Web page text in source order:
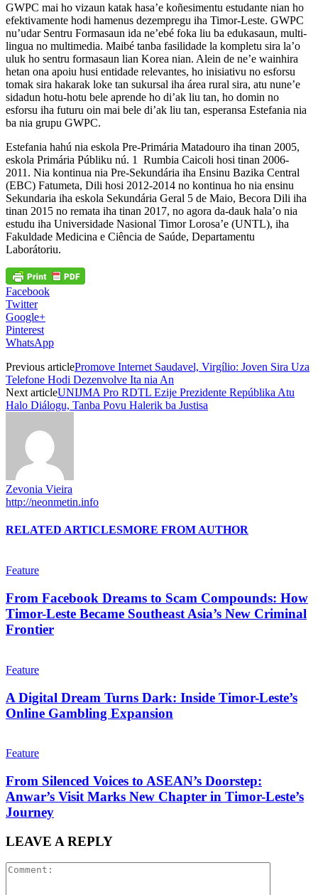
GWPC mai ho vizaun katak hasa’e koñesimentu estudante nian ho
efektivamente hodi hamenus dezempregu iha Timor-Leste. GWPC
nu’udar Sentru Formasaun ida ne’ebé foka liu ba edukasaun, multi-
lingua no multimedia. Maibé tanba fasilidade la kompletu sira la’o
uluk ho sentru formasaun lian Korea nian. Alein de ne’e wainhira
hetan ona apoiu husi entidade relevantes, ho inisiativu no esforsu
tomak sira hakarak loke tan sukursal iha área rural sira, atu nune’e
sidadun hotu-hotu bele aprende ho di’ak liu tan, ho domin no
esforsu iha futuru oin mai bele di’ak liu tan, esperansa Estefania nia
ba nia grupu GWPC.
Estefania hahú nia eskola Pre-Primária Matadouro iha tinan 2005,
eskola Primária Públiku nú. 1 Rumbia Caicoli hosi tinan 2006-
2011. Nia kontinua nia Pre-Sekundária iha Ensinu Bazika Central
(EBC) Fatumeta, Dili hosi 2012-2014 no kontinua ho nia ensinu
Sekundaria iha eskola Sekundária Geral 5 de Maio, Becora Dili iha
tinan 2015 no remata iha tinan 2017, no agora da-dauk hala’o nia
estudu iha Universidade Nasional Timor Lorosa’e (UNTL), iha
Fakuldade Medicina e Ciência de Saúde, Departamentu
Laborátoriu.
Facebook
Twitter
Google+
Pinterest
WhatsApp
Previous articlePromove Internet Saudavel, Virgílio: Joven Sira Uza
Telefone Hodi Dezenvolve Ita nia An
Next articleUNIJMA Pro RDTL Ezije Prezidente Repúblika Atu
Halo Diálogu, Tanba Povu Halerik ba Justisa
Zevonia Vieira
http://neonmetin.info
RELATED ARTICLESMORE FROM AUTHOR
Feature
From Facebook Dreams to Scam Compounds: How
Timor-Leste Became Southeast Asia’s New Criminal
Frontier
Feature
A Digital Dream Turns Dark: Inside Timor-Leste’s
Online Gambling Expansion
Feature
From Silenced Voices to ASEAN’s Doorstep:
Anwar’s Visit Marks New Chapter in Timor-Leste’s
Journey
LEAVE A REPLY